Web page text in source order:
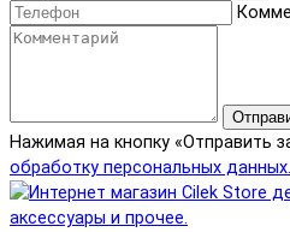
Нажимая на кнопку «Отправить
обработку персональных данных.